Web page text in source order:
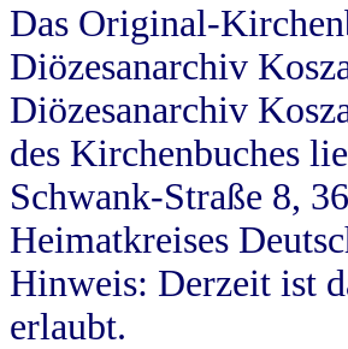
Das Original-
Diözesanarchiv
Diözesanarchiv
des Kirchenbuches
Schwank-Straße 8,
Heimatkreises
Hinweis: Derzeit ist
erlaubt.